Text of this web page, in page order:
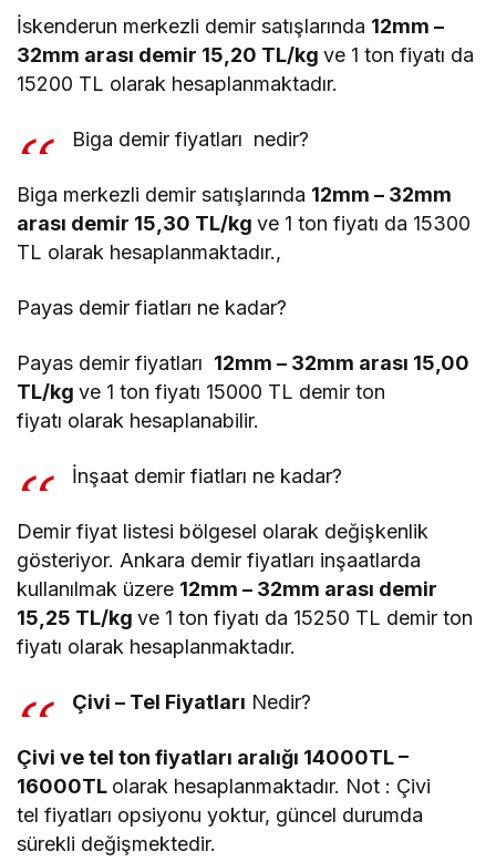
İskenderun merkezli demir satışlarında 12mm –
32mm arası demir 15,20 TL/kgve 1 ton fiyatı da
15200 TL olarak hesaplanmaktadır.
Biga demir fiyatları nedir?
Biga merkezli demir satışlarında 12mm – 32mm
arası demir 15,30 TL/kgve 1 ton fiyatı da 15300
TL olarak hesaplanmaktadır.,
Payas demir fiatları ne kadar?
Payas demir fiyatları 12mm – 32mm arası 15,00
TL/kgve 1 ton fiyatı 15000 TL demir ton
fiyatı olarak hesaplanabilir.
İnşaat demir fiatları ne kadar?
Demir fiyat listesi bölgesel olarak değişkenlik
gösteriyor. Ankara demir fiyatları inşaatlarda
kullanılmak üzere 12mm – 32mm arası demir
15,25 TL/kgve 1 ton fiyatı da 15250 TL demir ton
fiyatı olarak hesaplanmaktadır.
Çivi – Tel Fiyatları Nedir?
Çivi ve tel ton fiyatları aralığı 14000TL –
16000TL olarak hesaplanmaktadır. Not : Çivi
tel fiyatları opsiyonu yoktur, güncel durumda
sürekli değişmektedir.